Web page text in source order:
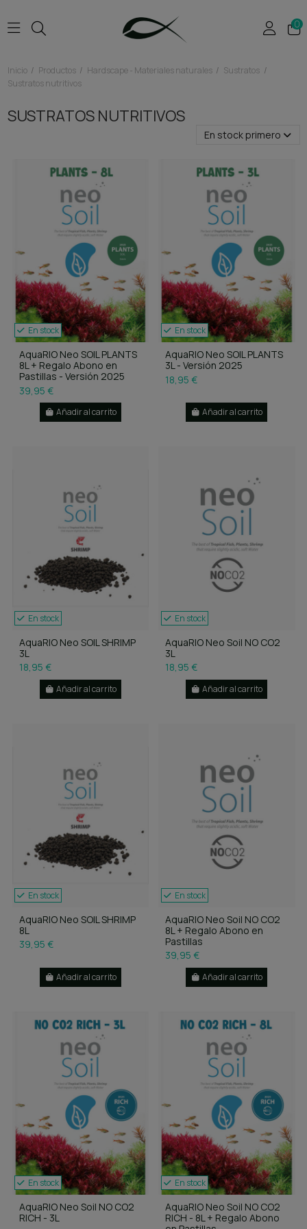
0
Inicio Productos Hardscape - Materiales naturales
Sustratos
Sustratos nutritivos
SUSTRATOS NUTRITIVOS
En stock primero
En stock
AquaRIO Neo SOIL PLANTS
8L + Regalo Abono en
Pastillas - Versión 2025
39,95 €
Añadir al carrito
En stock
AquaRIO Neo SOIL PLANTS
3L - Versión 2025
18,95 €
Añadir al carrito
En stock
AquaRIO Neo SOIL SHRIMP
3L
18,95 €
Añadir al carrito
En stock
AquaRIO Neo Soil NO CO2
3L
18,95 €
Añadir al carrito
En stock
AquaRIO Neo SOIL SHRIMP
8L
39,95 €
Añadir al carrito
En stock
AquaRIO Neo Soil NO CO2
8L + Regalo Abono en
Pastillas
39,95 €
Añadir al carrito
En stock
AquaRIO Neo Soil NO CO2
RICH - 3L
En stock
AquaRIO Neo Soil NO CO2
RICH - 8L + Regalo Abono